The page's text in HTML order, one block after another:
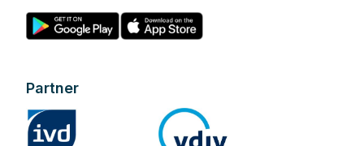
Partner